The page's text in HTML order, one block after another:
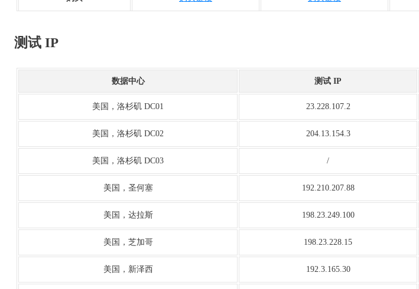
测试 IP
数据中心 测试 IP
美国，洛杉矶 DC01 23.228.107.2
美国，洛杉矶 DC02 204.13.154.3
美国，洛杉矶 DC03 /
美国，圣何塞 192.210.207.88
美国，达拉斯 198.23.249.100
美国，芝加哥 198.23.228.15
美国，新泽西 192.3.165.30